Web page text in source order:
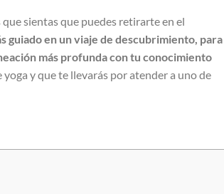
sientas que puedes retirarte en el
guiado en un viaje de descubrimiento, para
más profunda con tu conocimiento
y que te llevarás por atender a uno de